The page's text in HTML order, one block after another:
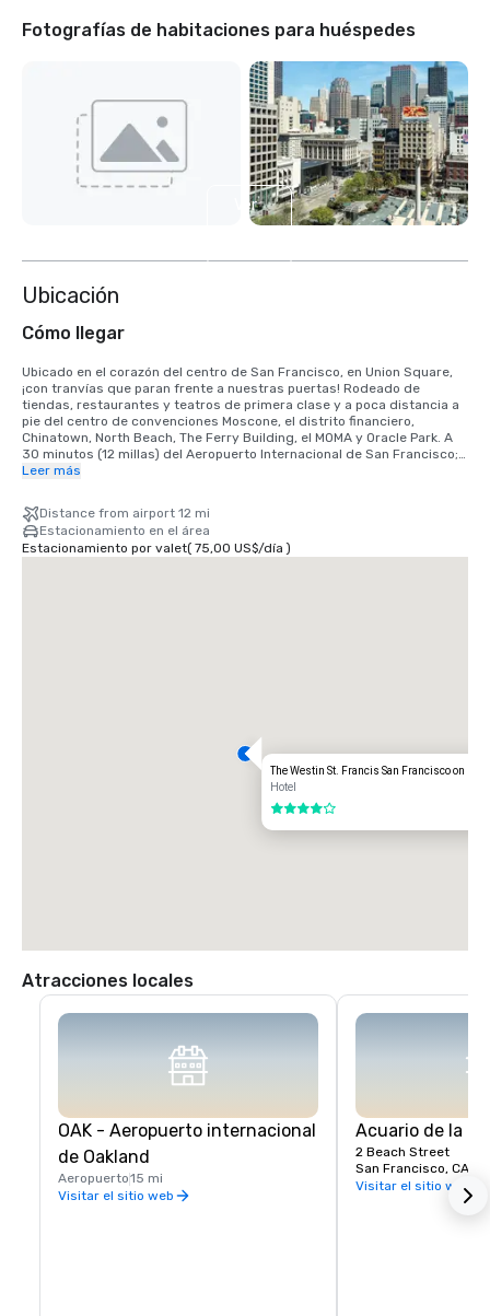
Fotografías de habitaciones para huéspedes
Ver
Ubicación
Cómo llegar
Ubicado en el corazón del centro de San Francisco, en Union Square,
¡con tranvías que paran frente a nuestras puertas! Rodeado de
tiendas, restaurantes y teatros de primera clase y a poca distancia a
pie del centro de convenciones Moscone, el distrito financiero,
Chinatown, North Beach, The Ferry Building, el MOMA y Oracle Park. A
30 minutos (12 millas) del Aeropuerto Internacional de San Francisco;
a 40 minutos (15 millas SE) del Aeropuerto Internacional de Oakland.
INFORMACIÓN DE TRANSPORTE
• Los taxis están disponibles en la parada de taxis del aeropuerto o
frente a la entrada de Powell Street. Cargo aproximado, solo ida: entre
50 y 55 USD sin incluir propina, para un máximo de cuatro personas.
Leer más
Distance from airport 12 mi
Estacionamiento en el área
Estacionamiento por valet( 75,00 US$/día )
The Westin St. Francis San Francisco on
Hotel
4 de 5
Atracciones locales
OAK - Aeropuerto internacional
de Oakland
Aeropuerto15 mi
Visitar el sitio web
Acuario de la
2 Beach Street
San Francisco, CA,
Visitar el sitio web